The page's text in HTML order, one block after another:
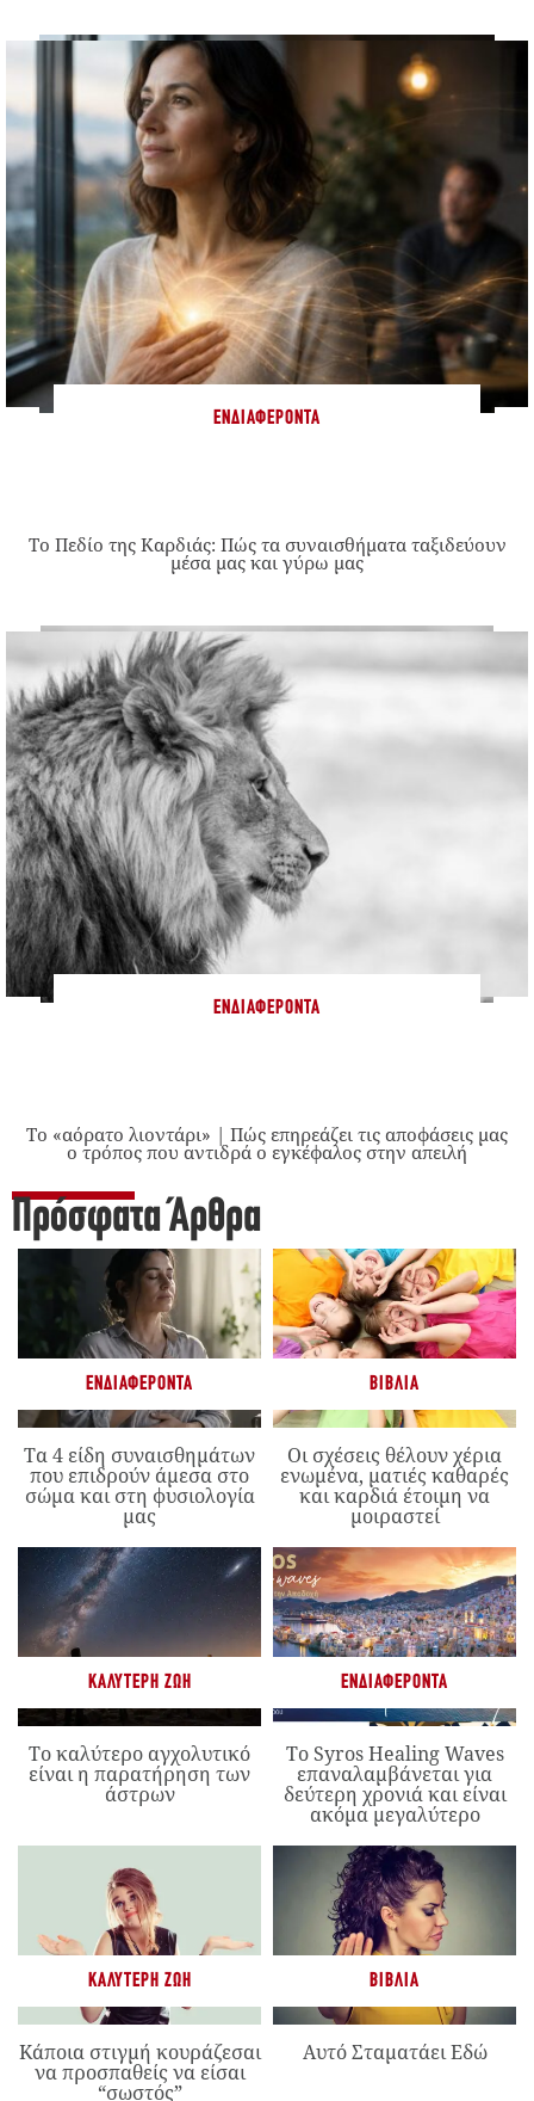
ΕΝΔΙΑΦΈΡΟΝΤΑ
Το Πεδίο της Καρδιάς: Πώς τα συναισθήματα ταξιδεύουν
μέσα μας και γύρω μας
ΕΝΔΙΑΦΈΡΟΝΤΑ
Το «αόρατο λιοντάρι» | Πώς επηρεάζει τις αποφάσεις μας
ο τρόπος που αντιδρά ο εγκέφαλος στην απειλή
Πρόσφατα Άρθρα
ΕΝΔΙΑΦΈΡΟΝΤΑ
Τα 4 είδη συναισθημάτων
που επιδρούν άμεσα στο
σώμα και στη φυσιολογία
μας
ΒΙΒΛΊΑ
Οι σχέσεις θέλουν χέρια
ενωμένα, ματιές καθαρές
και καρδιά έτοιμη να
μοιραστεί
ΚΑΛΎΤΕΡΗ ΖΩΉ
Το καλύτερο αγχολυτικό
είναι η παρατήρηση των
άστρων
ΕΝΔΙΑΦΈΡΟΝΤΑ
Το Syros Healing Waves
επαναλαμβάνεται για
δεύτερη χρονιά και είναι
ακόμα μεγαλύτερο
ΚΑΛΎΤΕΡΗ ΖΩΉ
Κάποια στιγμή κουράζεσαι
να προσπαθείς να είσαι
“σωστός”
ΒΙΒΛΊΑ
Αυτό Σταματάει Εδώ